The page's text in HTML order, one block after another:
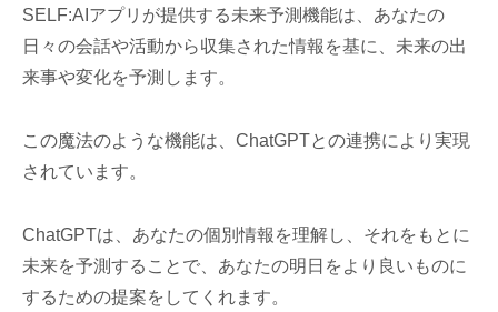
SELF:AIアプリが提供する未来予測機能は、あなたの
日々の会話や活動から収集された情報を基に、未来の出
来事や変化を予測します。
この魔法のような機能は、ChatGPTとの連携により実現
されています。
ChatGPTは、あなたの個別情報を理解し、それをもとに
未来を予測することで、あなたの明日をより良いものに
するための提案をしてくれます。